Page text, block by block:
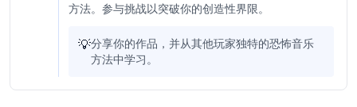
方法。参与挑战以突破你的创造性界限。
💡分享你的作品，并从其他玩家独特的恐怖音乐
方法中学习。